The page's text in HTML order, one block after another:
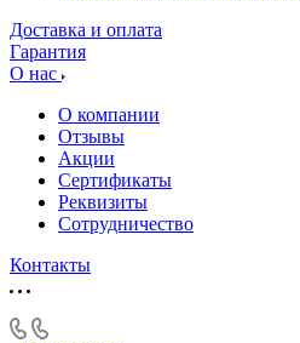
Доставка и оплата
Гарантия
О нас
О компании
Отзывы
Акции
Cертификаты
Реквизиты
Сотрудничество
Контакты